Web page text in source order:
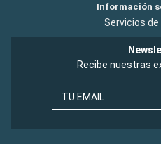
Información
Servicios
Recibe nuestras
TU EMAIL